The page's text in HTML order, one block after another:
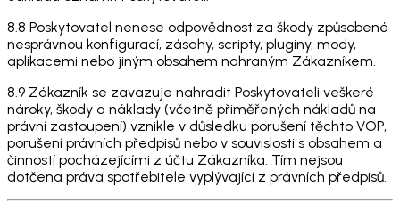
8.8 Poskytovatel nenese odpovědnost za škody způsobené
nesprávnou konfigurací, zásahy, scripty, pluginy, mody,
aplikacemi nebo jiným obsahem nahraným Zákazníkem.
8.9 Zákazník se zavazuje nahradit Poskytovateli veškeré
nároky, škody a náklady (včetně přiměřených nákladů na
právní zastoupení) vzniklé v důsledku porušení těchto VOP,
porušení právních předpisů nebo v souvislosti s obsahem a
činností pocházejícími z účtu Zákazníka. Tím nejsou
dotčena práva spotřebitele vyplývající z právních předpisů.